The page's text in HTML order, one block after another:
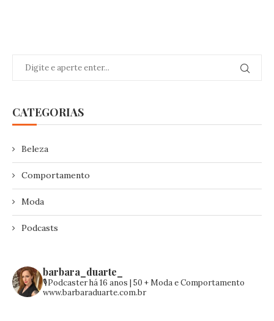
CATEGORIAS
Beleza
Comportamento
Moda
Podcasts
barbara_duarte_
🎙️Podcaster há 16 anos | 50 +Moda e Comportamento
www.barbaraduarte.com.br